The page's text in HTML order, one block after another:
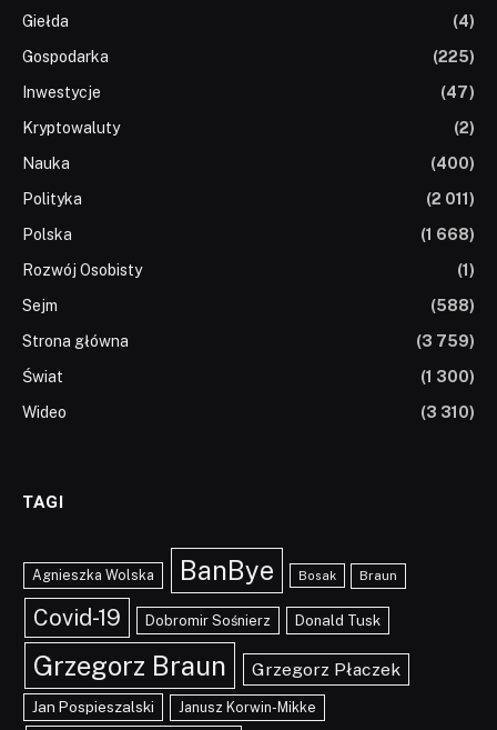
Giełda
(4)
Gospodarka
(225)
Inwestycje
(47)
Kryptowaluty
(2)
Nauka
(400)
Polityka
(2 011)
Polska
(1 668)
Rozwój Osobisty
(1)
Sejm
(588)
Strona główna
(3 759)
Świat
(1 300)
Wideo
(3 310)
TAGI
Agnieszka Wolska BanBye Bosak Braun
Covid-19 Dobromir Sośnierz Donald Tusk
Grzegorz Braun Grzegorz Płaczek
Jan Pospieszalski Janusz Korwin-Mikke